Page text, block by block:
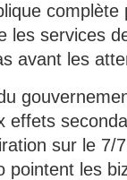
les services
avant les
effets
sur le 7/
pointent les